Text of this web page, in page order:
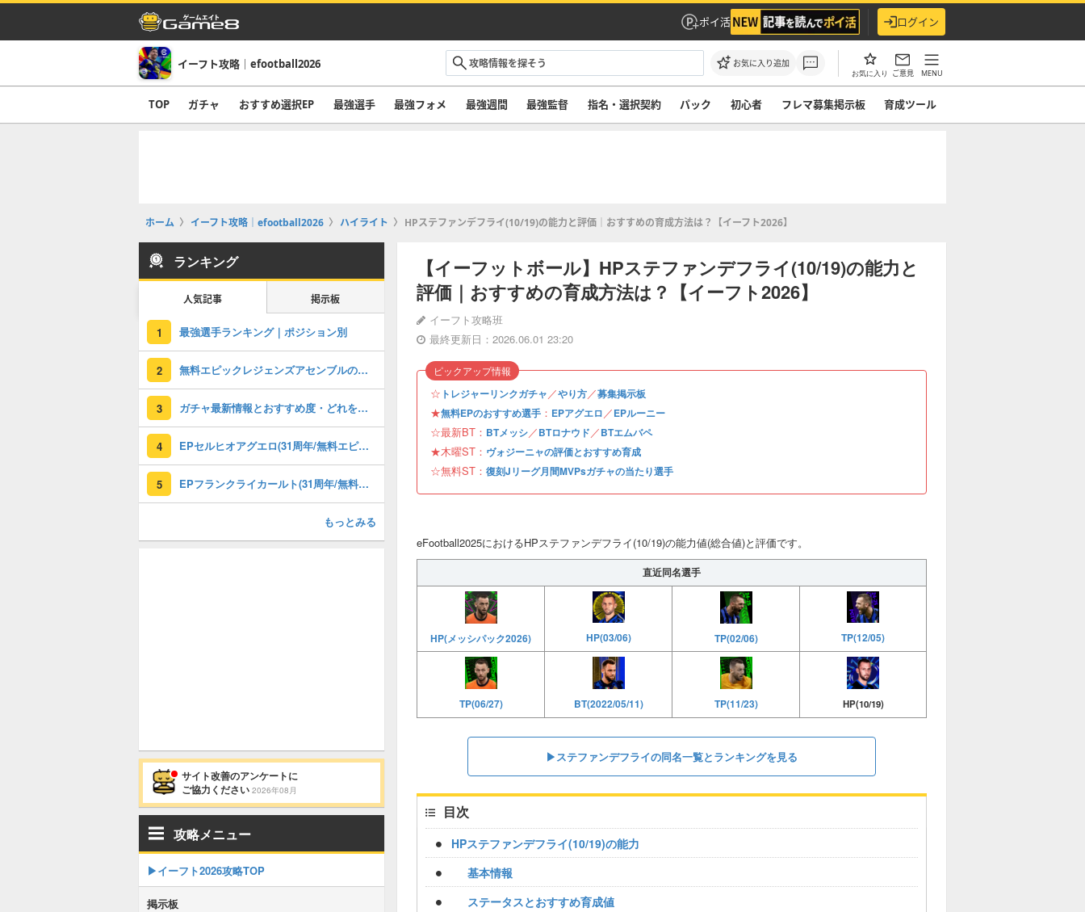
ポイ活 ログイン
イーフト攻略｜efootball2026 お気に入り追加
お気に入り ご意見 MENU
TOP ガチャ おすすめ選択EP 最強選手 最強フォメ 最強週間 最強監督 指名・選択契約 パック 初心者 フレマ募集掲示板 育成ツール
ホーム イーフト攻略｜efootball2026 ハイライト HPステファンデフライ(10/19)の能力と評価｜おすすめの育成方法は？【イーフト2026】
【イーフットボール】HPステファンデフライ(10/19)の能力と
評価｜おすすめの育成方法は？【イーフト2026】
イーフト攻略班
最終更新日：2026.06.01 23:20
☆ トレジャーリンクガチャ／やり方／募集掲示板
★無料EPのおすすめ選手 ： EPアグエロ／EPルーニー
☆最新BT： BTメッシ／BTロナウド／BTエムバペ
★木曜ST： ヴォジーニャの評価とおすすめ育成
☆無料ST： 復刻Jリーグ月間MVPsガチャの当たり選手
ピックアップ情報
eFootball2025におけるHPステファンデフライ(10/19)の能力値(総合値)と評価です。
直近同名選手
HP(メッシパック2026) HP(03/06) TP(02/06) TP(12/05)
TP(06/27) BT(2022/05/11) TP(11/23) HP(10/19)
▶︎ステファンデフライの同名一覧とランキングを見る
目次
HPステファンデフライ(10/19)の能力
基本情報
ステータスとおすすめ育成値
ランキング
人気記事 掲示板
1 最強選手ランキング｜ポジション別
2 無料エピックレジェンズアセンブルのおすすめ選択(当たり)選手ランキングと引き方
3 ガチャ最新情報とおすすめ度・どれを引くべき？
4 EPセルヒオアグエロ(31周年/無料エピック)の評価とおすすめ育成・スキル追加
5 EPフランクライカールト(31周年/無料エピック)の評価とおすすめ育成・スキル追加
もっとみる
サイト改善のアンケートに
ご協力ください 2026年08月
攻略メニュー
▶イーフト2026攻略TOP
掲示板